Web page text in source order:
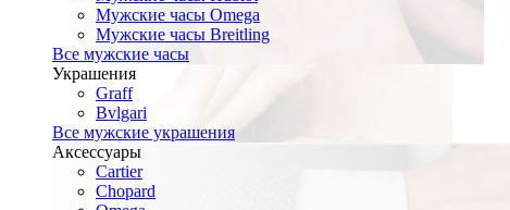
Мужские часы Omega
Мужские часы Breitling
Все мужские часы
Украшения
Graff
Bvlgari
Все мужские украшения
Аксессуары
Cartier
Chopard